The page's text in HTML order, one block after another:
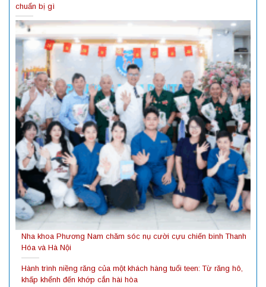
chuẩn bị gì
Nha khoa Phương Nam chăm sóc nụ cười cựu chiến binh Thanh
Hóa và Hà Nội
Hành trình niềng răng của một khách hàng tuổi teen: Từ răng hô,
khấp khểnh đến khớp cắn hài hòa